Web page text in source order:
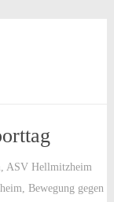
ASV Hellmitzheim
Bewegung gegen